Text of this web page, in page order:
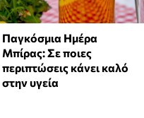
Παγκόσμια Ημέρα
Μπίρας: Σε ποιες
περιπτώσεις κάνει καλό
στην υγεία